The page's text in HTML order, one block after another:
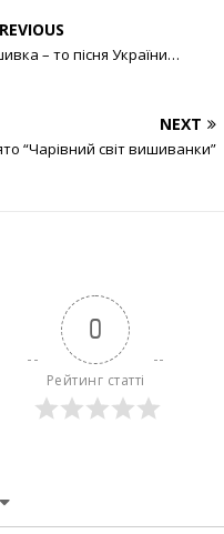
– то пісня України…
NEXT
“Чарівний світ вишиванки”
0
Рейтинг статті